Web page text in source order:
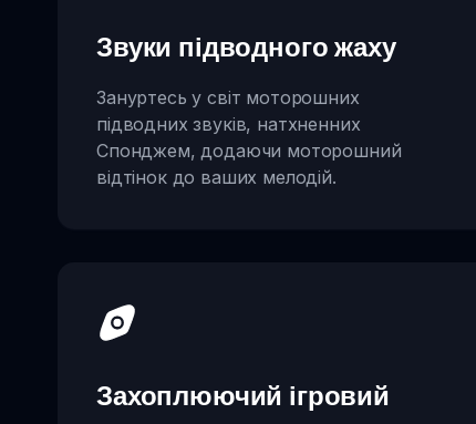
Звуки підводного жаху
Зануртесь у світ моторошних
підводних звуків, натхненних
Спонджем, додаючи моторошний
відтінок до ваших мелодій.
Захоплюючий ігровий